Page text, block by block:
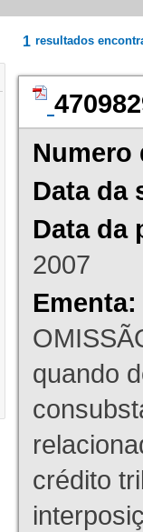
1 resultados
Numero
Data da
Data da
2007
Ementa:
quando
crédito